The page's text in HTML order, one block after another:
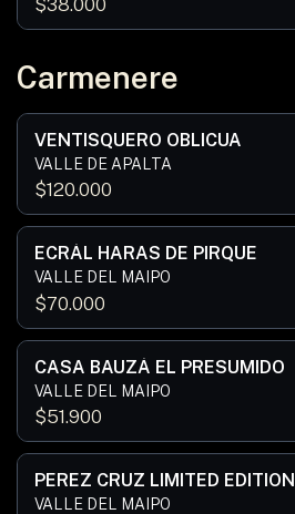
Carmenere
VENTISQUERO OBLICUA
VALLE DE APALTA
$120.000
ECRÁL HARAS DE PIRQUE
VALLE DEL MAIPO
$70.000
CASA BAUZÁ EL PRESUMIDO
VALLE DEL MAIPO
$51.900
PEREZ CRUZ LIMITED EDITION
VALLE DEL MAIPO